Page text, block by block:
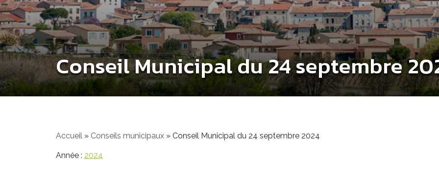
Conseil Municipal du 24 septembre
Accueil » Conseils municipaux » Conseil Municipal du 24 septembre 2024
Année : 2024